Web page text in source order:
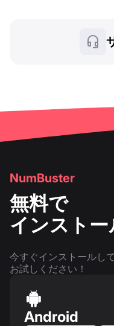
NumBuster
無料で
インストー
今すぐインストールし
お試しください！
Android